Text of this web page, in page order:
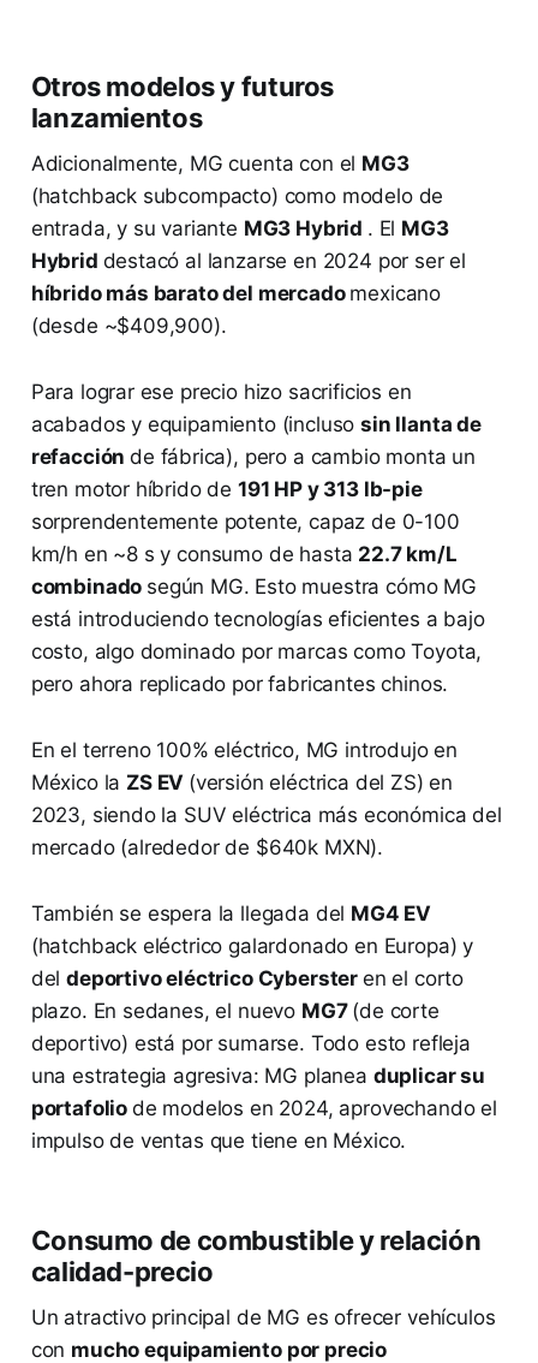
Otros modelos y futuros
lanzamientos
Adicionalmente, MG cuenta con el MG3
(hatchback subcompacto) como modelo de
entrada, y su variante MG3 Hybrid . El MG3
Hybrid destacó al lanzarse en 2024 por ser el
híbrido más barato del mercado mexicano
(desde ~$409,900)​.
Para lograr ese precio hizo sacrificios en
acabados y equipamiento (inclusosin llanta de
refacciónde fábrica)​, pero a cambio monta un
tren motor híbrido de 191 HP y 313 lb-pie
sorprendentemente potente, capaz de 0-100
km/h en ~8 s y consumo de hasta 22.7 km/L
combinado según MG​. Esto muestra cómo MG
está introduciendo tecnologías eficientes a bajo
costo, algo dominado por marcas como Toyota,
pero ahora replicado por fabricantes chinos.
En el terreno 100% eléctrico, MG introdujo en
México la ZS EV (versión eléctrica del ZS) en
2023, siendo la SUV eléctrica más económica del
mercado (alrededor de $640k MXN)​.
También se espera la llegada del MG4 EV
(hatchback eléctrico galardonado en Europa) y
deldeportivo eléctrico Cyberster en el corto
plazo. En sedanes, el nuevo MG7 (de corte
deportivo) está por sumarse. Todo esto refleja
una estrategia agresiva: MG planea duplicar su
portafolio de modelos en 2024​, aprovechando el
impulso de ventas que tiene en México.
Consumo de combustible y relación
calidad-precio
Un atractivo principal de MG es ofrecer vehículos
con mucho equipamiento por precio